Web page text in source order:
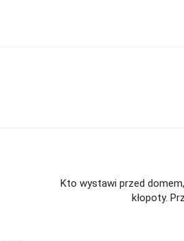
Kto wystawi przed
kłopoty.